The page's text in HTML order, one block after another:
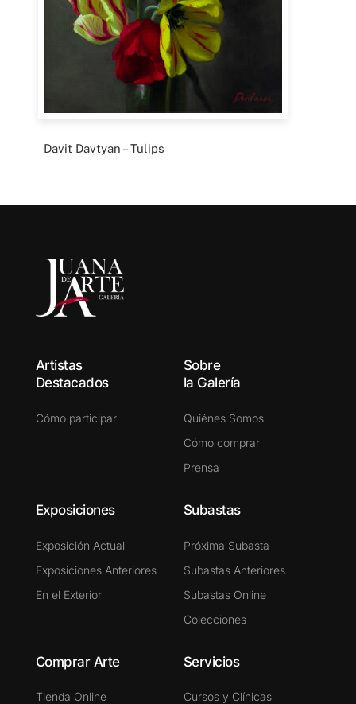
Davit Davtyan – Tulips
Artistas
Destacados
Cómo participar
Sobre
la Galería
Quiénes Somos
Cómo comprar
Prensa
Exposiciones
Exposición Actual
Exposiciones Anteriores
En el Exterior
Subastas
Próxima Subasta
Subastas Anteriores
Subastas Online
Colecciones
Comprar Arte
Tienda Online
Servicios
Cursos y Clínicas